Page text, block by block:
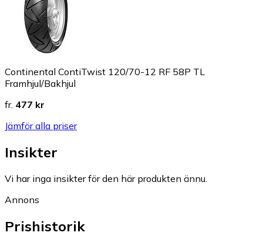
Continental ContiTwist 120/70-12 RF 58P TL
Framhjul/Bakhjul
fr. 477 kr
Jämför alla priser
Insikter
Vi har inga insikter för den här produkten ännu.
Annons
Prishistorik